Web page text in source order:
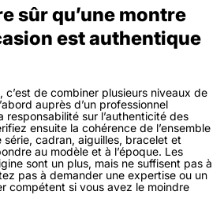
sûr qu’une montre
est authentique
c’est de combiner plusieurs niveaux de
auprès d’un professionnel
responsabilité sur l’authenticité des
ensuite la cohérence de l’ensemble
série, cadran, aiguilles, bracelet et
au modèle et à l’époque. Les
sont un plus, mais ne suffisent pas à
pas à demander une expertise ou un
compétent si vous avez le moindre